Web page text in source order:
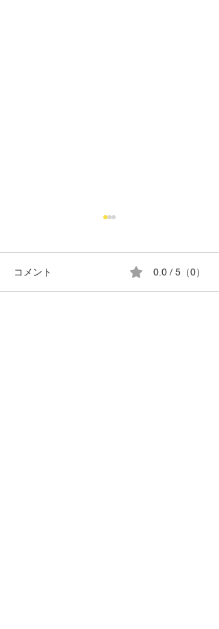
コメント 0.0 / 5（0）